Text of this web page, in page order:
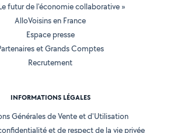
futur de l'économie collaborative »
AlloVoisins en France
Espace presse
et Grands Comptes
Recrutement
INFORMATIONS LÉGALES
Générales de Vente et d'Utilisation
et de respect de la vie privée